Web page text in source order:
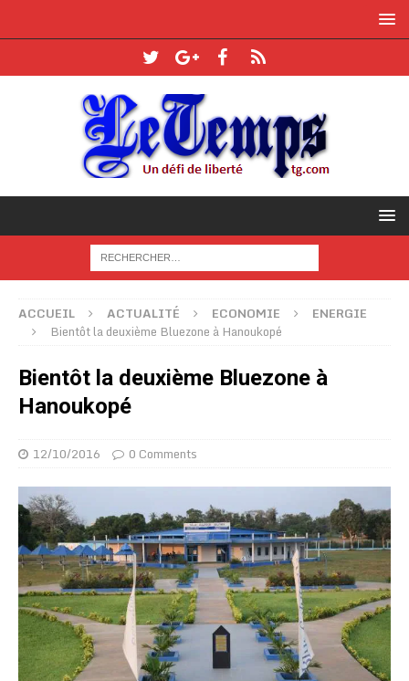
ACCUEIL ACTUALITÉ ECONOMIE
ENERGIE
Bientôt la deuxième Bluezone à Hanoukopé
Bientôt la deuxième Bluezone à
Hanoukopé
12/10/2016 0 Comments